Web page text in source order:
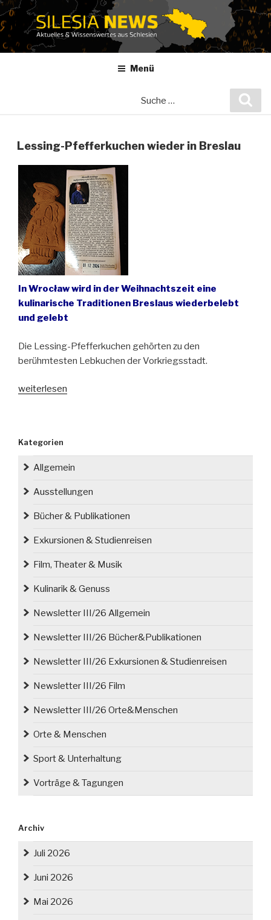
Zum
Inhalt
springen
Menü
Lessing-Pfefferkuchen wieder in Breslau
In Wrocław wird in der Weihnachtszeit eine
kulinarische Traditionen Breslaus wiederbelebt
und gelebt
Die Lessing-Pfefferkuchen gehörten zu den
berühmtesten Lebkuchen der Vorkriegsstadt.
„Lessing-
Breslau“
weiterlesen
Kategorien
Allgemein
Ausstellungen
Bücher & Publikationen
Exkursionen & Studienreisen
Film, Theater & Musik
Kulinarik & Genuss
Newsletter III/26 Allgemein
Newsletter III/26 Bücher&Publikationen
Newsletter III/26 Exkursionen & Studienreisen
Newsletter III/26 Film
Newsletter III/26 Orte&Menschen
Orte & Menschen
Sport & Unterhaltung
Vorträge & Tagungen
Archiv
Juli 2026
Juni 2026
Mai 2026